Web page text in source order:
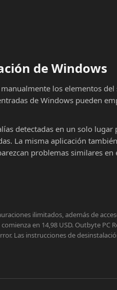
de Windows
los elementos del
de Windows pueden
detectadas en un solo lugar
La misma aplicación
problemas similares en
ilimitados, además de
en 14,98 USD. Outbyte PC
Las instrucciones de